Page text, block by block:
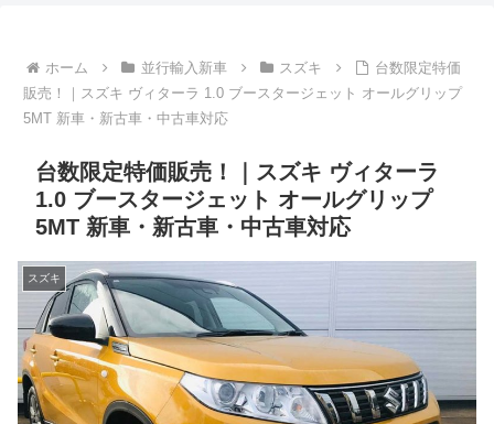
ホーム 並行輸入新車 スズキ
台数限定特価
販売！｜スズキ ヴィターラ 1.0 ブースタージェット オールグリップ
5MT 新車・新古車・中古車対応
台数限定特価販売！｜スズキ ヴィターラ
1.0 ブースタージェット オールグリップ
5MT 新車・新古車・中古車対応
スズキ